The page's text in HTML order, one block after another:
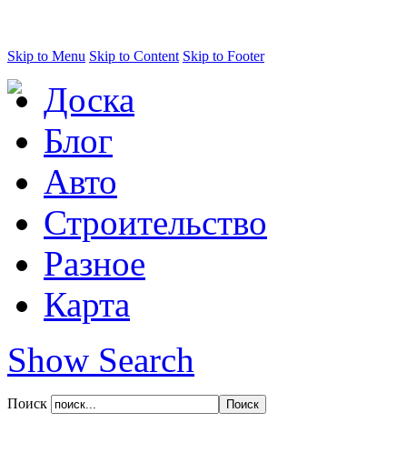
Skip to Menu Skip to Content Skip to Footer
Доска
Блог
Авто
Строительство
Разное
Карта
Show Search
Поиск